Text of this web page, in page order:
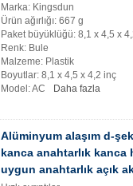
Marka: Kingsdun
Ürün ağırlığı: 667 g
Paket büyüklüğü: 8,1 x 4,5 x
Renk: Bule
Malzeme: Plastik
Boyutlar: 8,1 x 4,5 x 4,2 inç
Model: AC
Daha fazla
Alüminyum alaşım d-
kanca anahtarlık
uygun anahtarlık açık